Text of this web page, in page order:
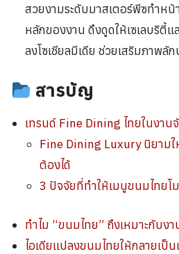
สวยงามระดับมาสเตอร์พีซทำห
หลักของงาน ดึงดูดให้เซเลบริตี้
ลงโซเชียลมีเดีย ช่วยเสริมภาพ
สารบัญ
เทรนด์ Fine Dining ไทยในงาน
Fine Dining Luxury นิยาม
ต้องได้
3 ปัจจัยที่ทำให้เมนูขนมไทยโม
ทำไม “ขนมไทย” ถึงเหมาะกับง
ไอเดียแปลงขนมไทยให้กลายเป็